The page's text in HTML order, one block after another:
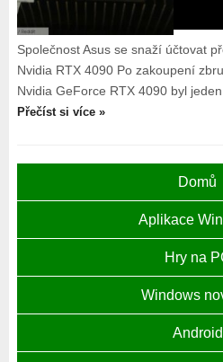
Společnost Asus se snaží účtovat
Nvidia RTX 4090 Po zakoupení
Nvidia GeForce RTX 4090 byl
Přečíst si více »
Domů
Aplikace
Hry na
Windows
Android